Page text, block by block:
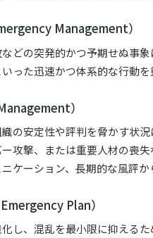
Management）
どの突発的かつ予期せぬ事
った迅速かつ体系的な行動
）
の安定性や評判を脅かす状
攻撃、または重要人材の喪
ケーション、長期的な風評か
Plan）
し、混乱を最小限に抑える